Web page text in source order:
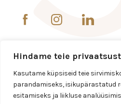
Hindame teie privaatsust
Kasutame küpsiseid teie
parandamiseks, isikupärastatud
esitamiseks ja liikluse